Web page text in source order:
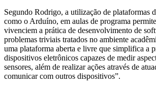
Segundo Rodrigo, a utilização de plataformas
como o Arduíno, em aulas de programa
vivenciem a prática de desenvolvimento de
problemas triviais tratados no ambiente
uma plataforma aberta e livre que simplifica a
dispositivos eletrônicos capazes de medir
sensores, além de realizar ações através de
comunicar com outros dispositivos”.